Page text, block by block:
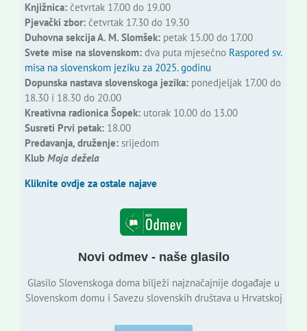
Knjižnica:četvrtak 17.00 do 19.00
Pjevački zbor:četvrtak 17.30 do 19.30
Duhovna sekcija A. M. Slomšek:petak 15.00 do 17.00
Svete mise na slovenskom:dva puta mjesečno Raspored sv.
misa na slovenskom jeziku za 2025. godinu
Dopunska nastava slovenskoga jezika:ponedjeljak 17.00 do
18.30 i 18.30 do 20.00
Kreativna radionica Šopek:utorak 10.00 do 13.00
Susreti Prvi petak:18.00
Predavanja, druženje:srijedom
Klub Moja dežela
Kliknite ovdje za ostale najave
Novi odmev - naše glasilo
Glasilo Slovenskoga doma bilježi najznačajnije događaje u
Slovenskom domu i Savezu slovenskih društava u Hrvatskoj